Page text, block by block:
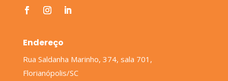
Endereço
Rua Saldanha Marinho, 374, sala 701,
Florianópolis/SC